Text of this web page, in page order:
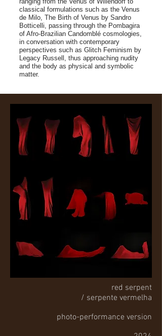
classical formulations such as the Venus
de Milo, The Birth of Venus by Sandro
Botticelli, passing through the Pombagira
of Afro-Brazilian Candomblé cosmologies,
in conversation with contemporary
perspectives such as Glitch Feminism by
Legacy Russell, thus approaching nudity
and the body as physical and symbolic
matter.
red serpent
/ serpente vermelha
photo-​performance version